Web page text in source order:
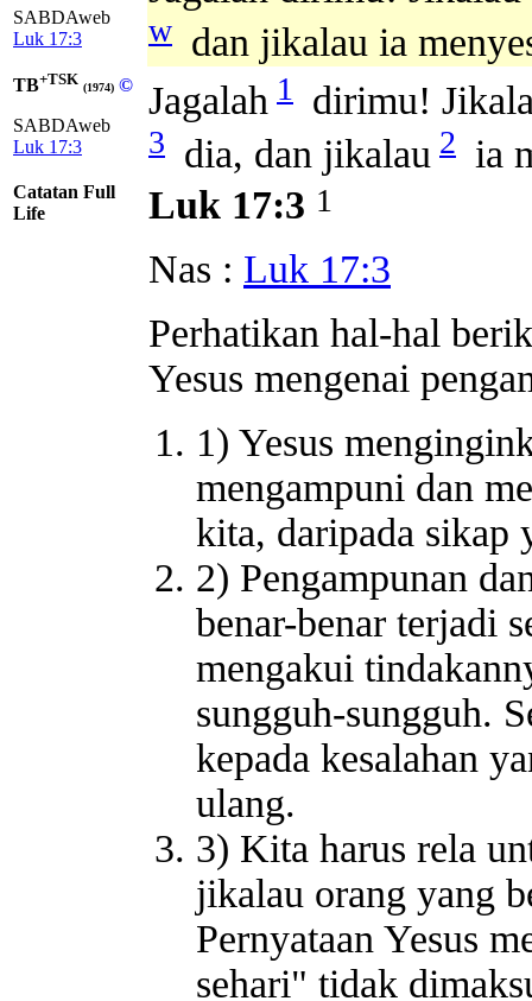
SABDAweb
Luk 17:3
w dan jikalau ia
TB+TSK (1974) ©
SABDAweb
Luk 17:3
Jagalah 1 dirimu!
3 dia, dan jikalau 2 ia
Catatan Full
Life
Luk 17:3 1
Nas : Luk 17:3
Perhatikan hal-hal
Yesus mengenai
1) Yesus
mengampuni dan
kita, daripada sikap
2) Pengampunan
benar-benar terjadi
mengakui
sungguh-sungguh.
kepada kesalahan
ulang.
3) Kita harus rela
jikalau orang yang
Pernyataan Yesus
sehari" tidak